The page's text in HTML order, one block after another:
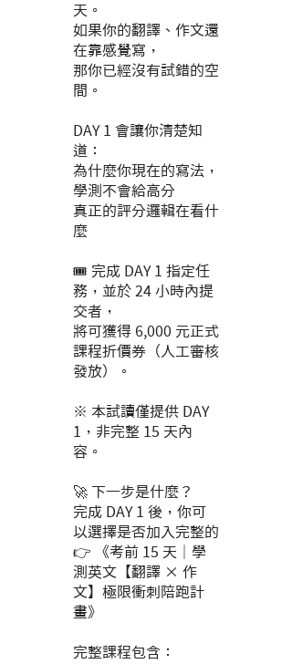
天。
如果你的翻譯、作文還
在靠感覺寫，
那你已經沒有試錯的空
間。
DAY 1 會讓你清楚知
道：
為什麼你現在的寫法，
學測不會給高分
真正的評分邏輯在看什
麼
🎟 完成 DAY 1 指定任
務，並於 24 小時內提
交者，
將可獲得 6,000 元正式
課程折價券（人工審核
發放）。
※ 本試讀僅提供 DAY
1，非完整 15 天內
容。
🚀 下一步是什麼？
完成 DAY 1 後，你可
以選擇是否加入完整的
👉 《考前 15 天｜學
測英文【翻譯 × 作
文】極限衝刺陪跑計
畫》
完整課程包含：